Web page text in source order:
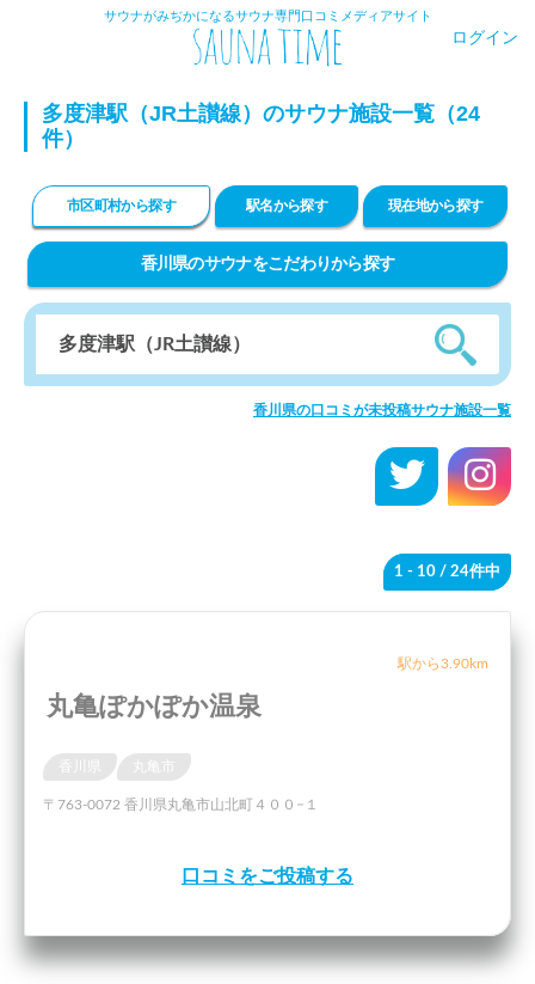
サウナがみぢかになるサウナ専門口コミメディアサイト
ログイン
多度津駅（JR土讃線）のサウナ施設一覧（24
件）
市区町村から探す 駅名から探す 現在地から探す
香川県のサウナをこだわりから探す
香川県の口コミが未投稿サウナ施設一覧
1 - 10 / 24件中
駅から3.90km
丸亀ぽかぽか温泉
香川県
〒763-0072 香川県丸亀市山北町４００−１
口コミをご投稿する